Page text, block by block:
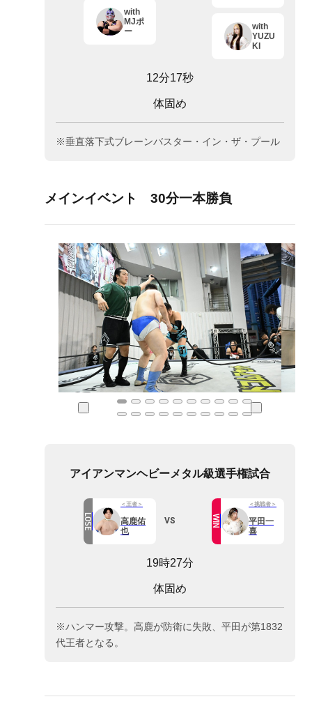
with
MJポ
ー
with
YUZU
KI
12分17秒
体固め
※垂直落下式ブレーンバスター・イン・ザ・プール
メインイベント 30分一本勝負
アイアンマンヘビーメタル級選手権試合
LOSE
＜王者＞
高鹿佑
也
VS WIN
＜挑戦者＞
平田一
喜
19時27分
体固め
※ハンマー攻撃。高鹿が防衛に失敗、平田が第1832
代王者となる。